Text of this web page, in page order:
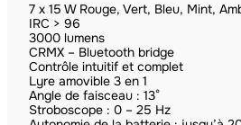
7 x 15 W Rouge, Vert, Bleu, Mint,
IRC > 96
3000 lumens
CRMX – Bluetooth bridge
Contrôle intuitif et complet
Lyre amovible 3 en 1
Angle de faisceau : 13°
Stroboscope : 0 – 25 Hz